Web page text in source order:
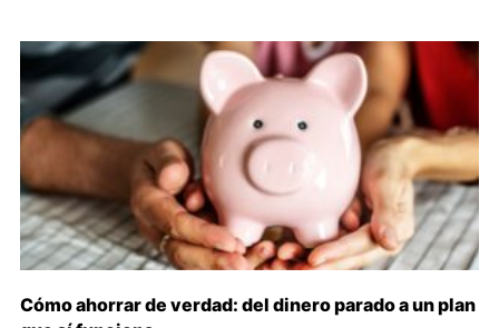
Cómo ahorrar de verdad: del dinero parado a un plan